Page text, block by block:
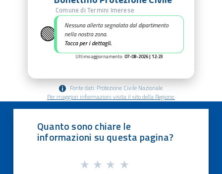
🟢
Comune di Termini Imerese
Nessuna allerta segnalata dal dipartimento
nella nostra zona.
Tocca per i dettagli.
Ultimo aggiornamento: 07-08-2026 | 12:23
Fonte dati: Protezione Civile Nazionale.
Per maggiori informazioni visita il sito della Regione.
Quanto sono chiare le
informazioni su questa pagina?